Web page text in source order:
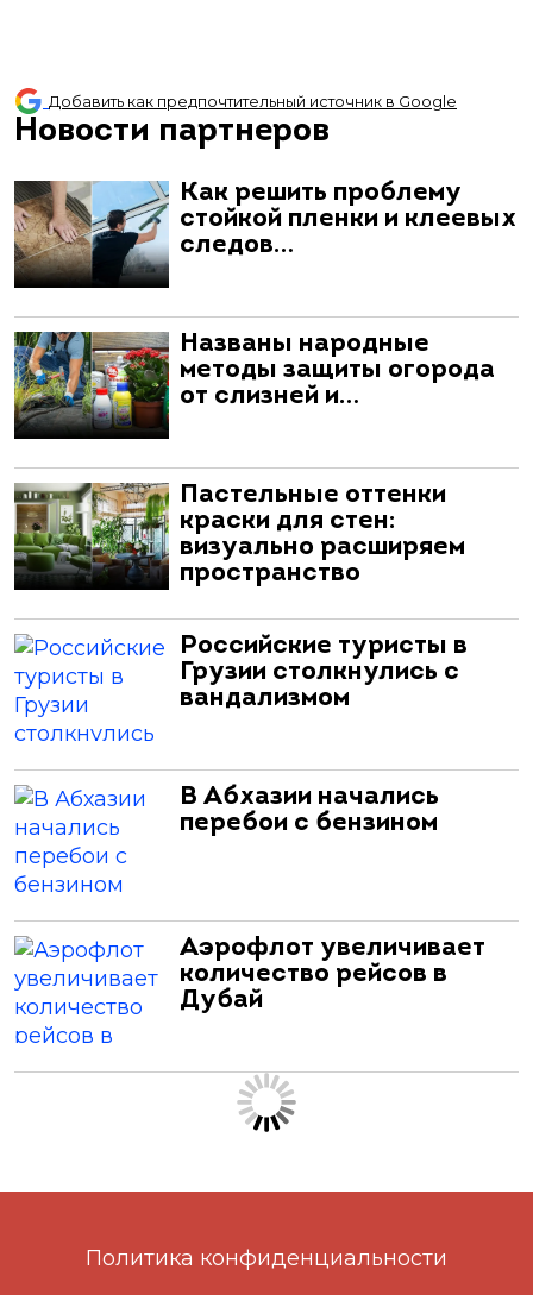
Добавить как предпочтительный источник в Google
Новости партнеров
Как решить проблему
стойкой пленки и клеевых
следов…
Названы народные
методы защиты огорода
от слизней и…
Пастельные оттенки
краски для стен:
визуально расширяем
пространство
Российские туристы в
Грузии столкнулись с
вандализмом
В Абхазии начались
перебои с бензином
Аэрофлот увеличивает
количество рейсов в
Дубай
Политика конфиденциальности